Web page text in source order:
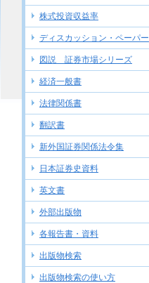
株式投資収益率
ディスカッション・ペーパー
図説 証券市場シリーズ
経済一般書
法律関係書
翻訳書
新外国証券関係法令集
日本証券史資料
英文書
外部出版物
各報告書・資料
出版物検索
出版物検索の使い方